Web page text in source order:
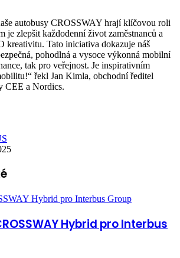
autobusy CROSSWAY hrají klíčovou roli
je zlepšit každodenní život zaměstnanců a
kreativitu. Tato iniciativa dokazuje náš
pohodlná a vysoce výkonná mobilní
tak pro veřejnost. Je inspirativním
řekl Jan Kimla, obchodní ředitel
CEE a Nordics.
Hybrid pro Interbus